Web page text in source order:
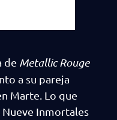
de Metallic Rouge
a su pareja
Marte. Lo que
Nueve Inmortales